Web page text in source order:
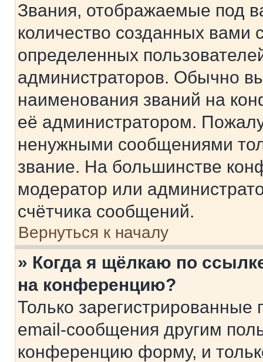
Звания, отображаемые под
количество созданных
определенных
администраторов. Обычно
наименования званий на
её администратором.
ненужными сообщениями
звание. На большинстве
модератор или
счётчика сообщений.
Вернуться к началу
» Когда я щёлкаю по
на конференцию?
Только зарегистрированные
email-сообщения другим
конференцию форму, и